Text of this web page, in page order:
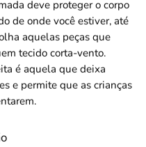
deve proteger o corpo
de onde você estiver, até
aquelas peças que
tecido corta-vento.
é aquela que deixa
e permite que as crianças